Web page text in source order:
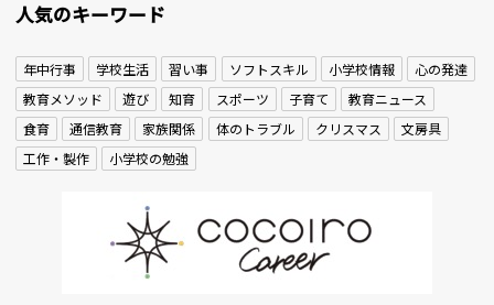
人気のキーワード
年中行事 学校生活 習い事 ソフトスキル 小学校情報
心の発達
教育メソッド
遊び 知育 スポーツ 子育て
教育ニュース
食育
通信教育 家族関係 体のトラブル クリスマス
文房具
工作・製作
小学校の勉強